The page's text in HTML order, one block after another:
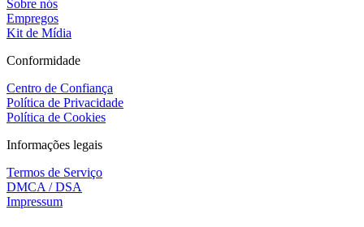
Sobre nós
Empregos
Kit de Mídia
Conformidade
Centro de Confiança
Política de Privacidade
Política de Cookies
Informações legais
Termos de Serviço
DMCA / DSA
Impressum